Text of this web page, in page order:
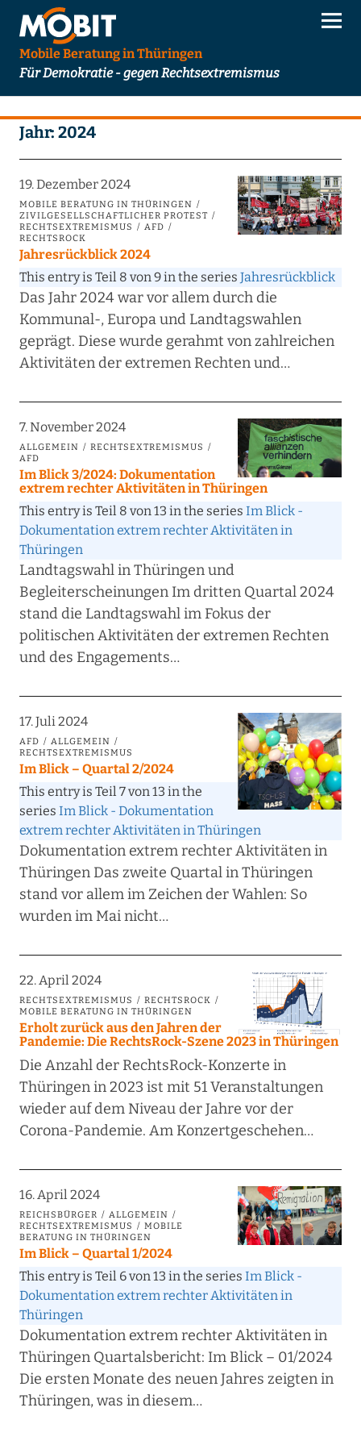
Mobile Beratung in Thüringen
Für Demokratie - gegen Rechtsextremismus
Jahr: 2024
19. Dezember 2024
MOBILE BERATUNG IN THÜRINGEN
ZIVILGESELLSCHAFTLICHER PROTEST
RECHTSEXTREMISMUS
AFD
RECHTSROCK
Jahresrückblick 2024
This entry is Teil 8 von 9 in the series Jahresrückblick
Das Jahr 2024 war vor allem durch die
Kommunal-, Europa und Landtagswahlen
geprägt. Diese wurde gerahmt von zahlreichen
Aktivitäten der extremen Rechten und…
7. November 2024
ALLGEMEIN
RECHTSEXTREMISMUS
AFD
Im Blick 3/2024: Dokumentation
extrem rechter Aktivitäten in Thüringen
This entry is Teil 8 von 13 in the series Im Blick -
Dokumentation extrem rechter Aktivitäten in
Thüringen
Landtagswahl in Thüringen und
Begleiterscheinungen Im dritten Quartal 2024
stand die Landtagswahl im Fokus der
politischen Aktivitäten der extremen Rechten
und des Engagements…
17. Juli 2024
AFD
ALLGEMEIN
RECHTSEXTREMISMUS
Im Blick – Quartal 2/2024
This entry is Teil 7 von 13 in the
series Im Blick - Dokumentation
extrem rechter Aktivitäten in Thüringen
Dokumentation extrem rechter Aktivitäten in
Thüringen Das zweite Quartal in Thüringen
stand vor allem im Zeichen der Wahlen: So
wurden im Mai nicht…
22. April 2024
RECHTSEXTREMISMUS
RECHTSROCK
MOBILE BERATUNG IN THÜRINGEN
Erholt zurück aus den Jahren der
Pandemie: Die RechtsRock-Szene 2023 in Thüringen
Die Anzahl der RechtsRock-Konzerte in
Thüringen in 2023 ist mit 51 Veranstaltungen
wieder auf dem Niveau der Jahre vor der
Corona-Pandemie. Am Konzertgeschehen…
16. April 2024
REICHSBÜRGER
ALLGEMEIN
RECHTSEXTREMISMUS
MOBILE
BERATUNG IN THÜRINGEN
Im Blick – Quartal 1/2024
This entry is Teil 6 von 13 in the series Im Blick -
Dokumentation extrem rechter Aktivitäten in
Thüringen
Dokumentation extrem rechter Aktivitäten in
Thüringen Quartalsbericht: Im Blick – 01/2024
Die ersten Monate des neuen Jahres zeigten in
Thüringen, was in diesem…